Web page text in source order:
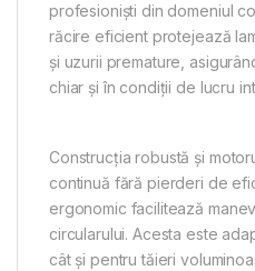
profesioniști din domeniul
răcire eficient protejează
și uzurii premature,
chiar și în condiții de lucru
Construcția robustă și
continuă fără pierderi de
ergonomic facilitează
circularului. Acesta este
cât și pentru tăieri